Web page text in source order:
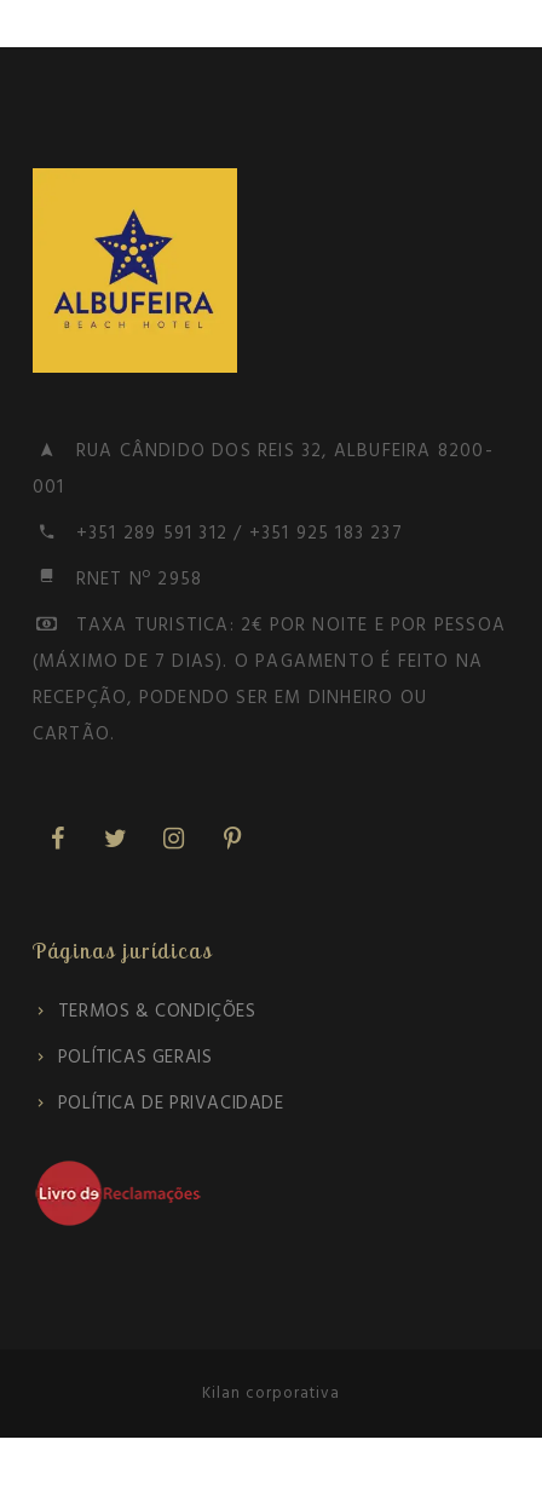
RUA CÂNDIDO DOS REIS 32, ALBUFEIRA 8200-
001
+351 289 591 312 / +351 925 183 237
RNET Nº 2958
TAXA TURISTICA: 2€ POR NOITE E POR PESSOA
(MÁXIMO DE 7 DIAS). O PAGAMENTO É FEITO NA
RECEPÇÃO, PODENDO SER EM DINHEIRO OU
CARTÃO.
Páginas jurídicas
TERMOS & CONDIÇÕES
POLÍTICAS GERAIS
POLÍTICA DE PRIVACIDADE
Kilan corporativa